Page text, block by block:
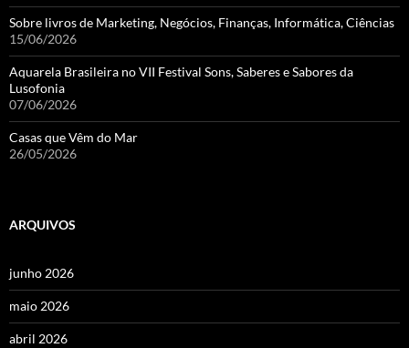
Sobre livros de Marketing, Negócios, Finanças, Informática, Ciências
15/06/2026
Aquarela Brasileira no VII Festival Sons, Saberes e Sabores da
Lusofonia
07/06/2026
Casas que Vêm do Mar
26/05/2026
ARQUIVOS
junho 2026
maio 2026
abril 2026